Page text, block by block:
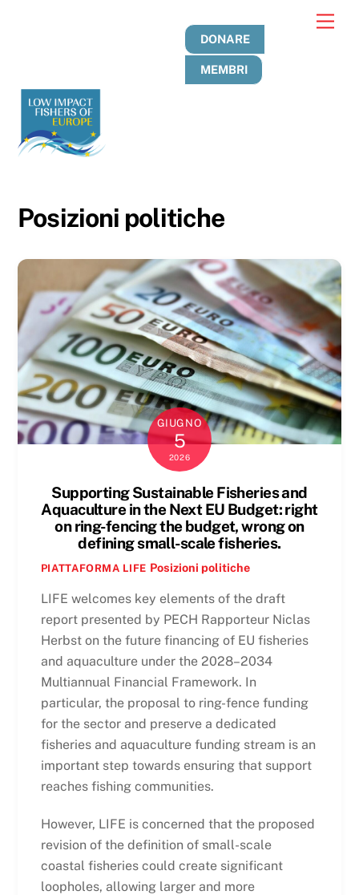
DONARE
MEMBRI
Posizioni politiche
GIUGNO
5
2026
Supporting Sustainable Fisheries and
Aquaculture in the Next EU Budget: right
on ring-fencing the budget, wrong on
defining small-scale fisheries.
PIATTAFORMA LIFE Posizioni politiche
LIFE welcomes key elements of the draft
report presented by PECH Rapporteur Niclas
Herbst on the future financing of EU fisheries
and aquaculture under the 2028–2034
Multiannual Financial Framework. In
particular, the proposal to ring-fence funding
for the sector and preserve a dedicated
fisheries and aquaculture funding stream is an
important step towards ensuring that support
reaches fishing communities.
However, LIFE is concerned that the proposed
revision of the definition of small-scale
coastal fisheries could create significant
loopholes, allowing larger and more